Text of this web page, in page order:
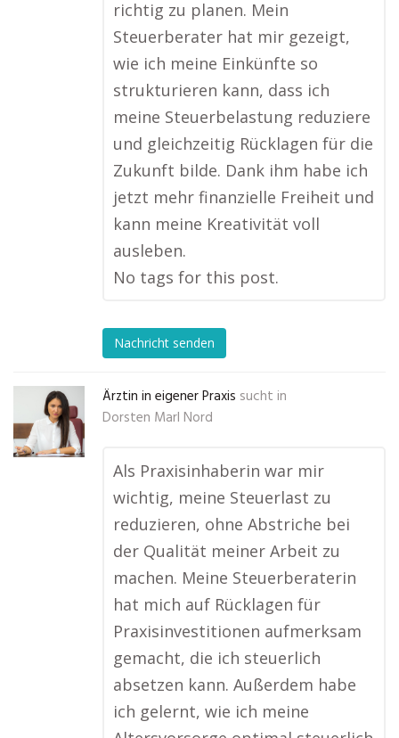
richtig zu planen. Mein
Steuerberater hat mir gezeigt,
wie ich meine Einkünfte so
strukturieren kann, dass ich
meine Steuerbelastung reduziere
und gleichzeitig Rücklagen für die
Zukunft bilde. Dank ihm habe ich
jetzt mehr finanzielle Freiheit und
kann meine Kreativität voll
ausleben.
No tags for this post.
Nachricht senden
Ärztin in eigener Praxis sucht in
Dorsten Marl Nord
Als Praxisinhaberin war mir
wichtig, meine Steuerlast zu
reduzieren, ohne Abstriche bei
der Qualität meiner Arbeit zu
machen. Meine Steuerberaterin
hat mich auf Rücklagen für
Praxisinvestitionen aufmerksam
gemacht, die ich steuerlich
absetzen kann. Außerdem habe
ich gelernt, wie ich meine